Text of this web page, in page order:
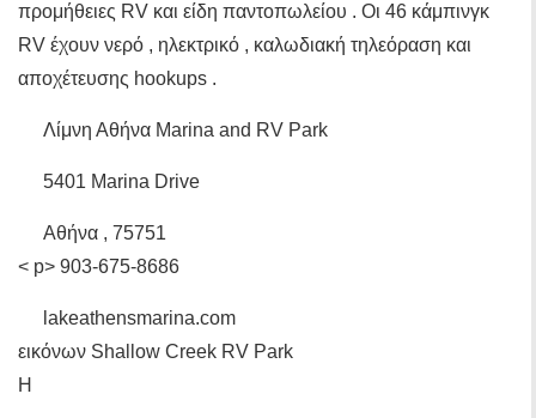
προμήθειες RV και είδη παντοπωλείου . Οι 46 κάμπινγκ
RV έχουν νερό , ηλεκτρικό , καλωδιακή τηλεόραση και
αποχέτευσης hookups .
Λίμνη Αθήνα Marina and RV Park
5401 Marina Drive
Αθήνα , 75751
< p> 903-675-8686
lakeathensmarina.com
εικόνων Shallow Creek RV Park
Η